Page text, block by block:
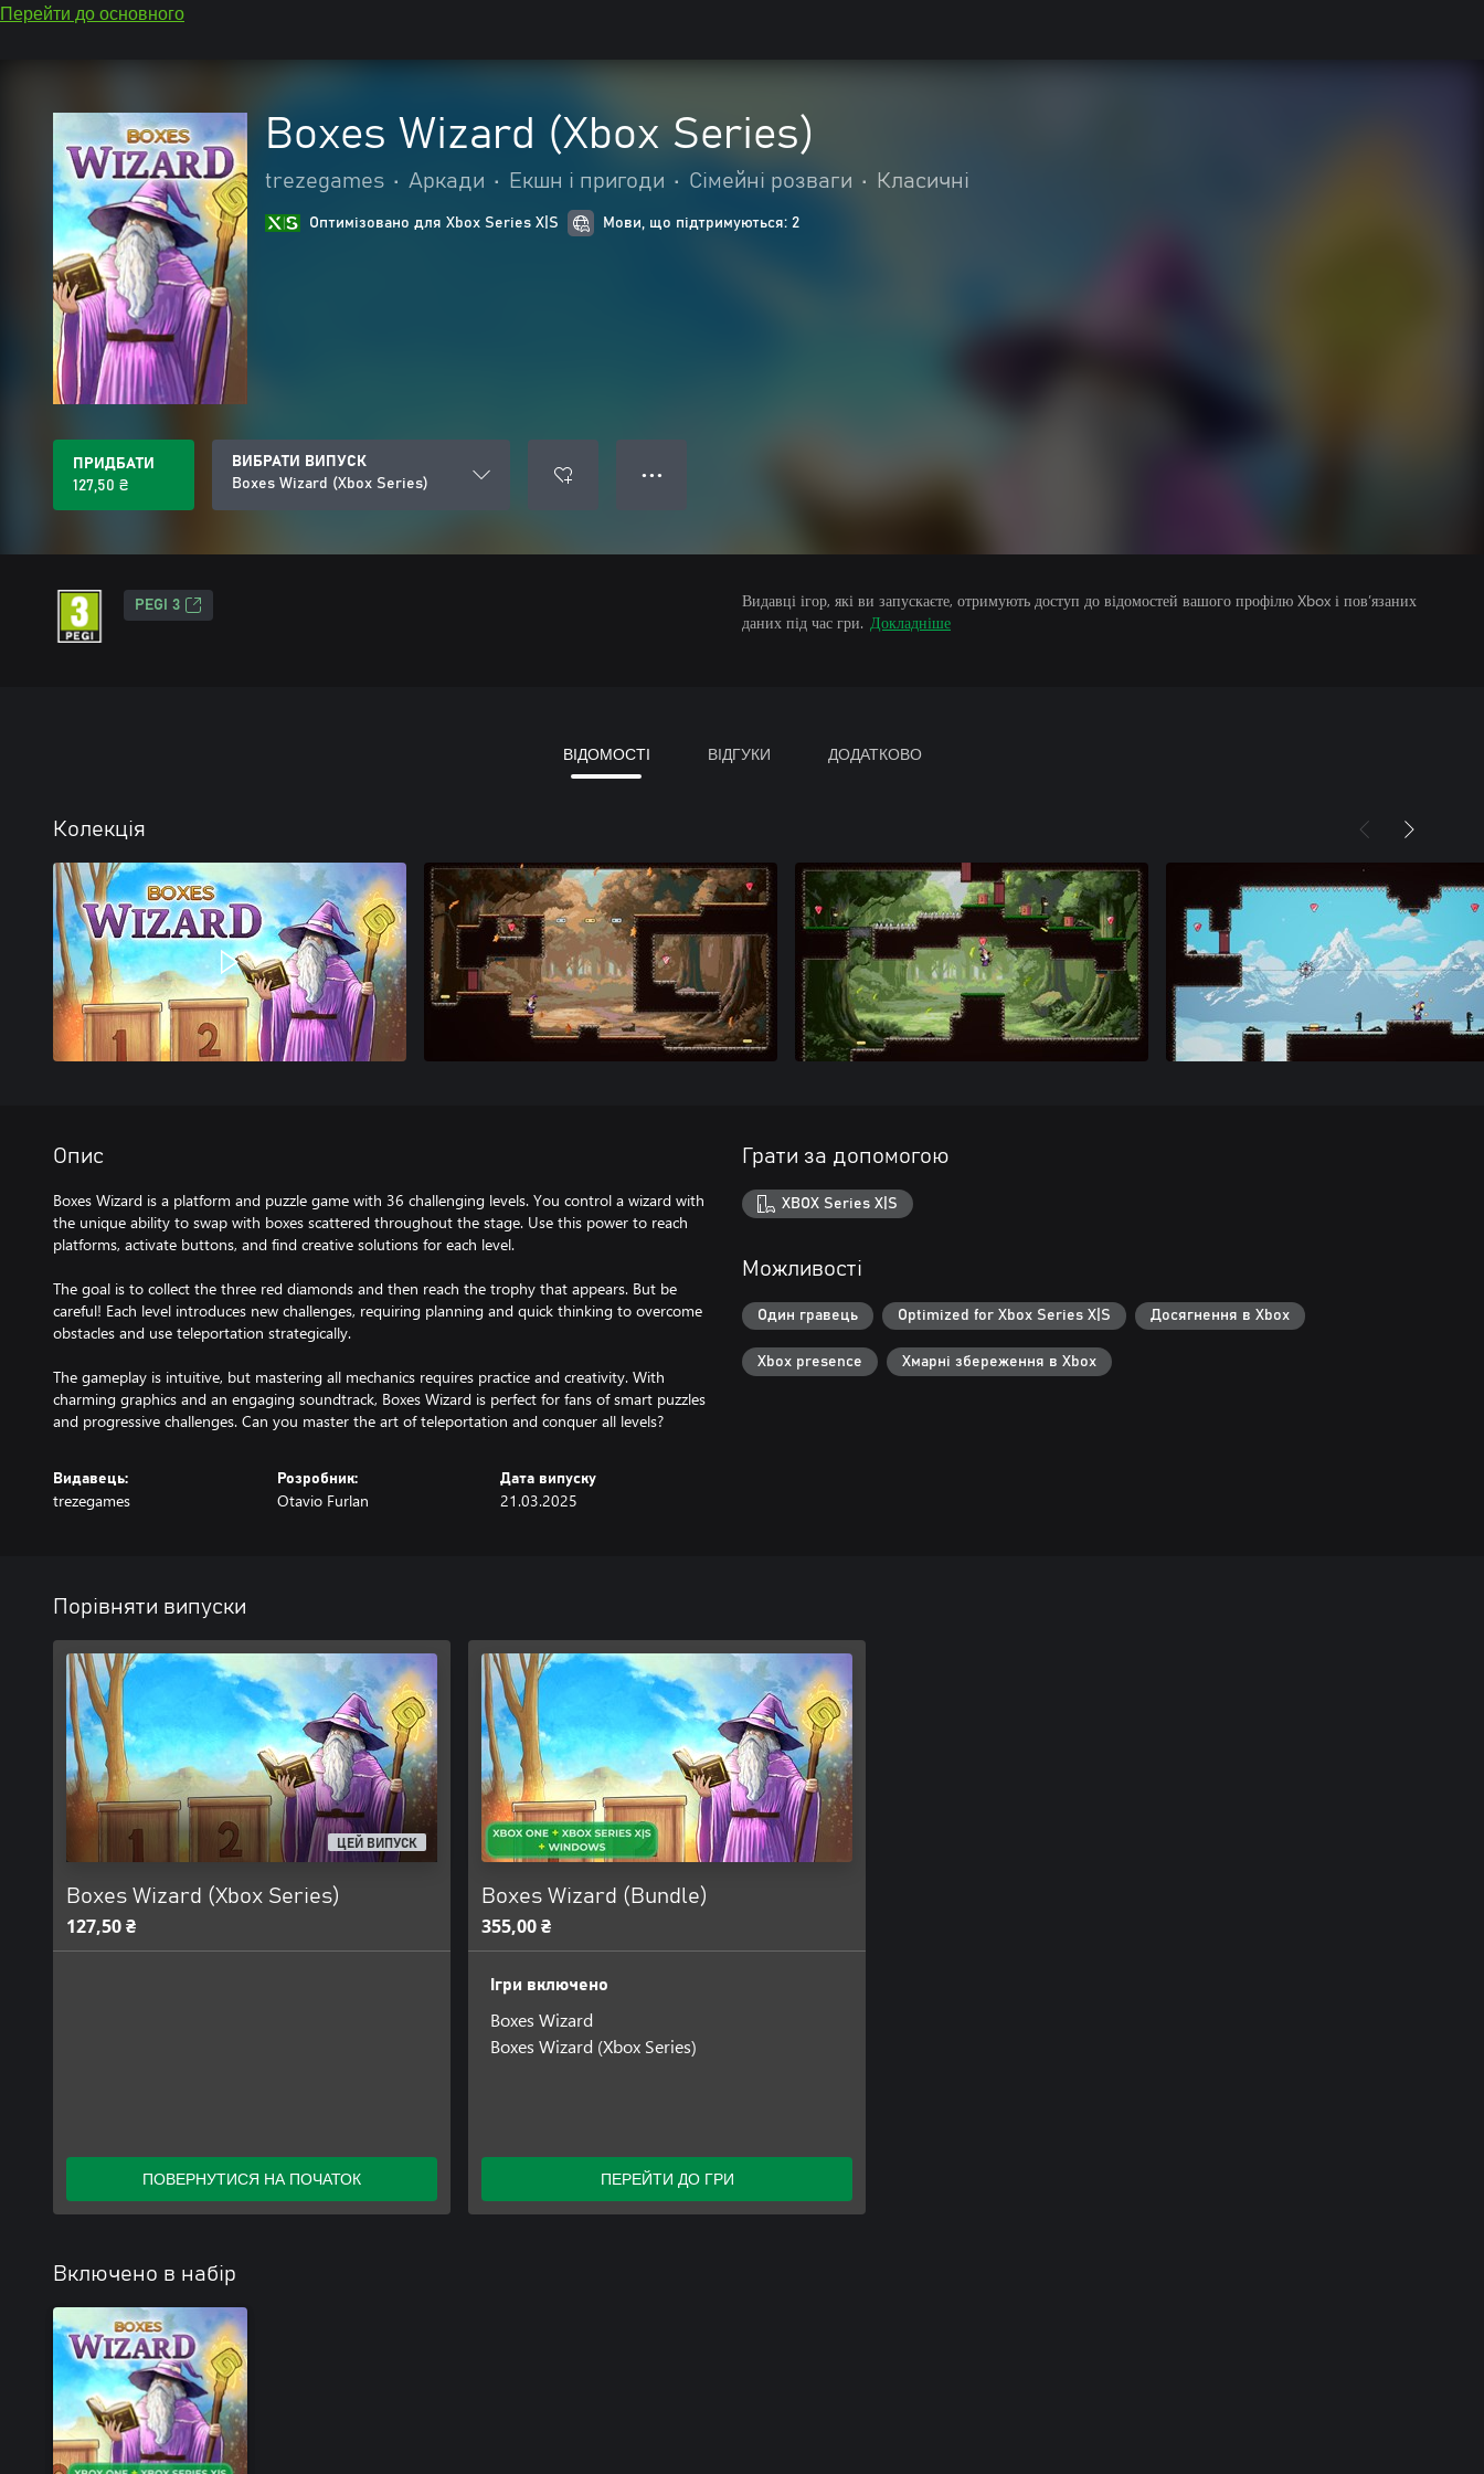
Перейти до основного
Boxes Wizard (Xbox Series)
trezegames • Аркади • Екшн і пригоди • Сімейні розваги • Класичні
Оптимізовано для Xbox Series X|S Мови, що підтримуються: 2
ПРИДБАТИ
127,50 ₴
ВИБРАТИ ВИПУСК
Boxes Wizard (Xbox Series)
● ● ●
PEGI 3
Видавці ігор, які ви запускаєте, отримують доступ до відомостей вашого профілю Xbox і пов’язаних
даних під час гри. Докладніше
ВІДОМОСТІ ВІДГУКИ ДОДАТКОВО
Колекція
Опис
Boxes Wizard is a platform and puzzle game with 36 challenging levels. You control a wizard with
the unique ability to swap with boxes scattered throughout the stage. Use this power to reach
platforms, activate buttons, and find creative solutions for each level.
The goal is to collect the three red diamonds and then reach the trophy that appears. But be
careful! Each level introduces new challenges, requiring planning and quick thinking to overcome
obstacles and use teleportation strategically.
The gameplay is intuitive, but mastering all mechanics requires practice and creativity. With
charming graphics and an engaging soundtrack, Boxes Wizard is perfect for fans of smart puzzles
and progressive challenges. Can you master the art of teleportation and conquer all levels?
Видавець:
trezegames
Розробник:
Otavio Furlan
Дата випуску
21.03.2025
Грати за допомогою
XBOX Series X|S
Можливості
Один гравець Optimized for Xbox Series X|S Досягнення в Xbox
Xbox presence Хмарні збереження в Xbox
Порівняти випуски
ЦЕЙ ВИПУСК
Boxes Wizard (Xbox Series)
127,50 ₴
ПОВЕРНУТИСЯ НА ПОЧАТОК
Boxes Wizard (Bundle)
355,00 ₴
Ігри включено
Boxes Wizard
Boxes Wizard (Xbox Series)
ПЕРЕЙТИ ДО ГРИ
Включено в набір